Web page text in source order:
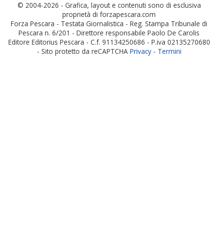
© 2004-2026 - Grafica, layout e contenuti sono di esclusiva
proprietà di forzapescara.com
Forza Pescara - Testata Giornalistica - Reg. Stampa Tribunale di
Pescara n. 6/201 - Direttore responsabile Paolo De Carolis
Editore Editorius Pescara - C.f. 91134250686 - P.iva 02135270680
- Sito protetto da reCAPTCHA Privacy- Termini